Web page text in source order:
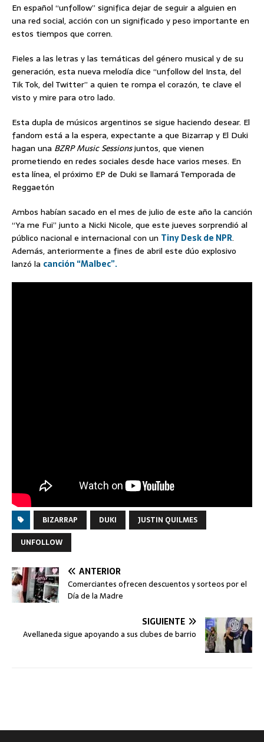
En español “unfollow” significa dejar de seguir a alguien en
una red social, acción con un significado y peso importante en
estos tiempos que corren.
Fieles a las letras y las temáticas del género musical y de su
generación, esta nueva melodía dice “unfollow del Insta, del
Tik Tok, del Twitter” a quien te rompa el corazón, te clave el
visto y mire para otro lado.
Esta dupla de músicos argentinos se sigue haciendo desear. El
fandom está a la espera, expectante a que Bizarrap y El Duki
hagan una BZRP Music Sessionsjuntos, que vienen
prometiendo en redes sociales desde hace varios meses. En
esta línea, el próximo EP de Duki se llamará Temporada de
Reggaetón
Ambos habían sacado en el mes de julio de este año la canción
“Ya me Fui” junto a Nicki Nicole, que este jueves sorprendió al
público nacional e internacional con un Tiny Desk de NPR.
Además, anteriormente a fines de abril este dúo explosivo
lanzó la canción “Malbec”.
BIZARRAP DUKI
JUSTIN QUILMES
UNFOLLOW
ANTERIOR
Comerciantes ofrecen descuentos y sorteos por el
Día de la Madre
SIGUIENTE
Avellaneda sigue apoyando a sus clubes de barrio